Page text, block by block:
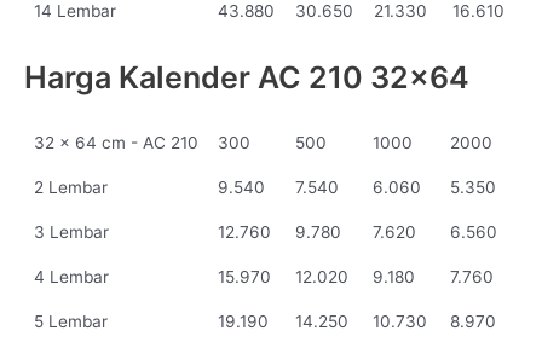
14 Lembar 43.880 30.650 21.330 16.610
Harga Kalender AC 210 32x64
32 x 64 cm - AC 210 300 500 1000 2000
2 Lembar 9.540 7.540 6.060 5.350
3 Lembar 12.760 9.780 7.620 6.560
4 Lembar 15.970 12.020 9.180 7.760
5 Lembar 19.190 14.250 10.730 8.970